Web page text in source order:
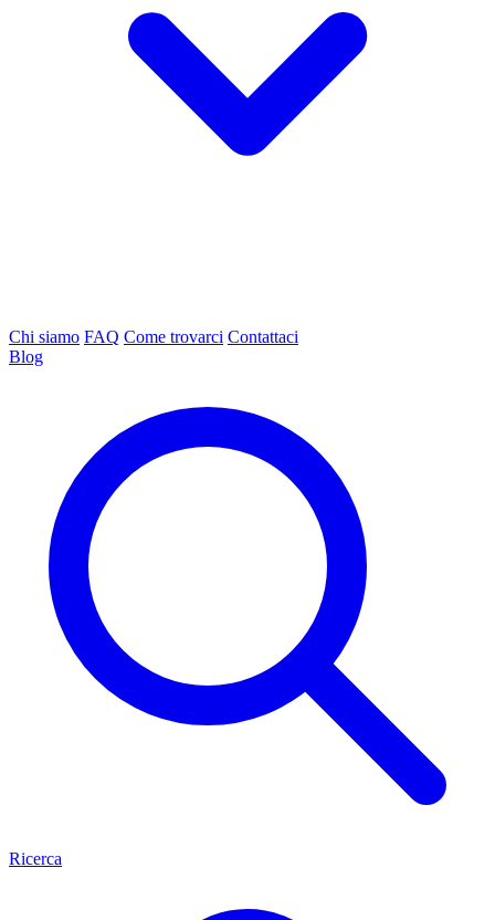
Chi siamo FAQ Come trovarci Contattaci
Blog
Ricerca